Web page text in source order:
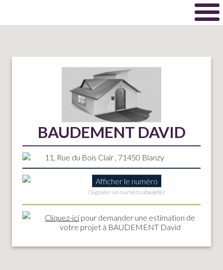
BAUDEMENT DAVID
11, Rue du Bois Clair , 71450 Blanzy
Afficher le numéro
(Signaler un numéro obsolète)
Cliquez-ici pour demander une estimation de
votre projet à BAUDEMENT David